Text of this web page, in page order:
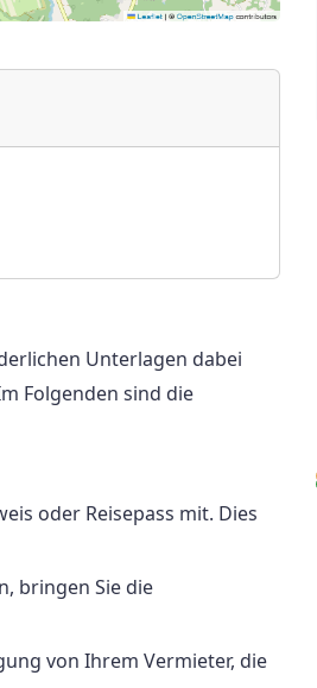
Unterlagen dabei
Folgenden sind die
oder Reisepass mit. Dies
bringen Sie die
von Ihrem Vermieter, die